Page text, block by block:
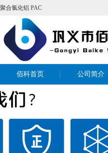
聚合氯化铝 PAC
佰科首页 公司简介